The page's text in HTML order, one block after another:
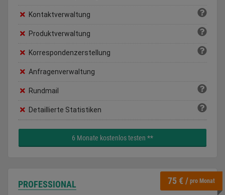
Kontaktverwaltung
Produktverwaltung
Korrespondenzerstellung
Anfragenverwaltung
Rundmail
Detaillierte Statistiken
6 Monate kostenlos testen **
75 € / pro Monat
PROFESSIONAL